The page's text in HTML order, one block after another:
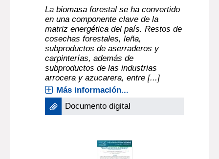
La biomasa forestal se ha convertido
en una componente clave de la
matriz energética del país. Restos de
cosechas forestales, leña,
subproductos de aserraderos y
carpinterías, además de
subproductos de las industrias
arrocera y azucarera, entre [...]
Más información...
Documento digital